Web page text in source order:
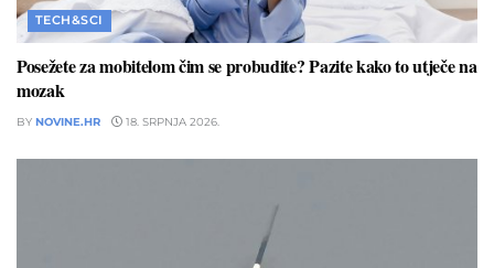
TECH&SCI
Posežete za mobitelom čim se probudite? Pazite kako to utječe na
mozak
BY NOVINE.HR 18. SRPNJA 2026.